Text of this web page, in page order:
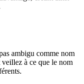
ambigu comme nom
à ce que le nom